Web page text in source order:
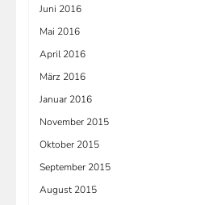
Juni 2016
Mai 2016
April 2016
März 2016
Januar 2016
November 2015
Oktober 2015
September 2015
August 2015